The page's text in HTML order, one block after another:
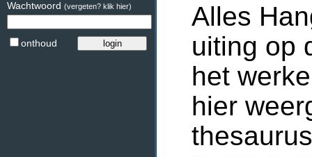
Alles
uiting op
het
hier
Wachtwoord (vergeten? klik hier)
onthoud